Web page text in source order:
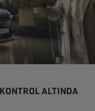
ALTINDA